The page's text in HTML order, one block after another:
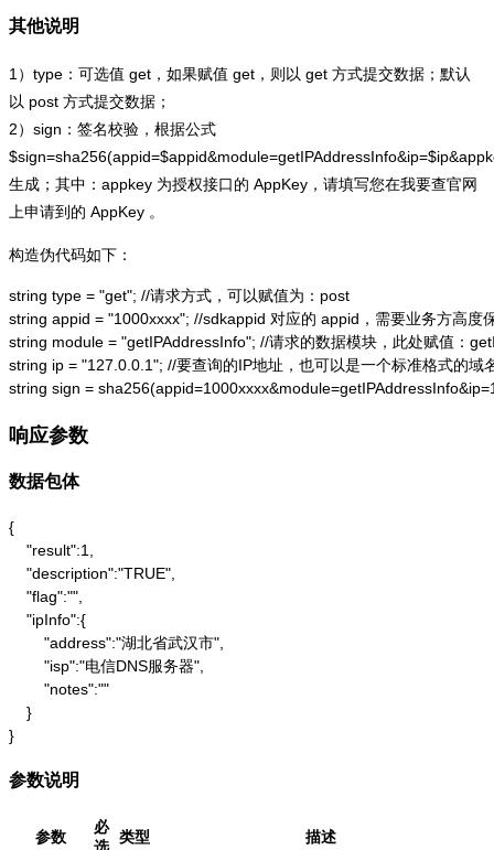
其他说明
1）type：可选值 get，如果赋值 get，则以 get 方式提交数据；默认
以 post 方式提交数据；
2）sign：签名校验，根据公式
生成；其中：appkey 为授权接口的 AppKey，请填写您在我要查官网
上申请到的 AppKey 。
构造伪代码如下：
string type = "get"; //请求方式，可以赋值为：post
string appid = "1000xxxx"; //sdkappid 对应的 appid，需要业务方高度
string module = "getIPAddressInfo"; //请求的数据模块，此处赋值：
string ip = "127.0.0.1"; //要查询的IP地址，也可以是一个标准格式的域
string sign =
响应参数
数据包体
{
    "result":1,
    "description":"TRUE",
    "flag":"",
    "ipInfo":{
        "address":"湖北省武汉市",
        "isp":"电信DNS服务器",
        "notes":""
    }
}
参数说明
参数
必
类型 描述